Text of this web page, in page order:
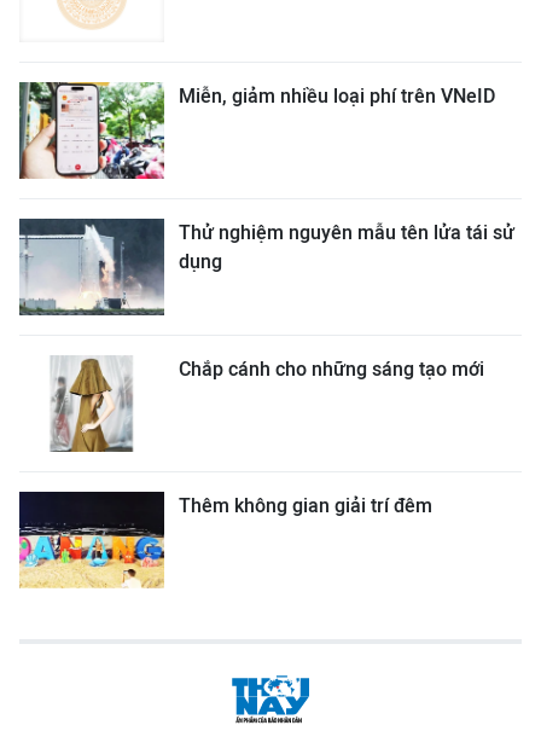
Miễn, giảm nhiều loại phí trên VNeID
Thử nghiệm nguyên mẫu tên lửa tái sử
dụng
Chắp cánh cho những sáng tạo mới
Thêm không gian giải trí đêm